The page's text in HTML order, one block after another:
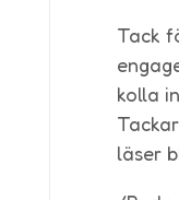
Tack
kolla
läser